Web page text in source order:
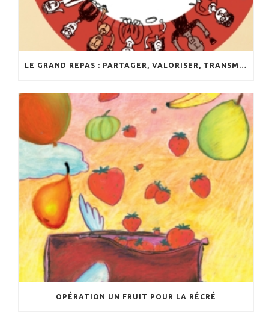
LE GRAND REPAS : PARTAGER, VALORISER, TRANSMETTRE
OPÉRATION UN FRUIT POUR LA RÉCRÉ